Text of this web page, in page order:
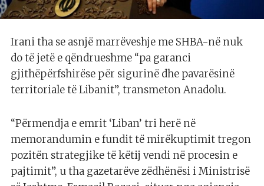
Irani tha se asnjë marrëveshje me SHBA-në nuk
do të jetë e qëndrueshme “pa garanci
gjithëpërfshirëse për sigurinë dhe pavarësinë
territoriale të Libanit”, transmeton Anadolu.
“Përmendja e emrit ‘Liban’ tri herë në
memorandumin e fundit të mirëkuptimit tregon
pozitën strategjike të këtij vendi në procesin e
pajtimit”, u tha gazetarëve zëdhënësi i Ministrisë